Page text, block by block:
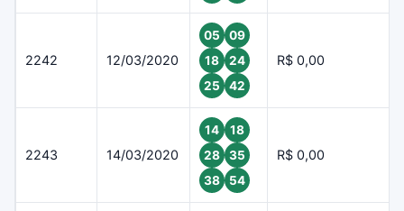
2242 12/03/2020
05
09
18
24
25
42
R$ 0,00
2243 14/03/2020
14
18
28
35
38
54
R$ 0,00